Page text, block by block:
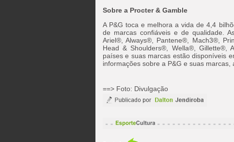
Sobre a Procter & Gamble
A P&G toca e melhora a vida de 4,4
de marcas confiáveis e de qualidade.
Ariel®, Always®, Pantene®, Mach3®,
Head & Shoulders®, Wella®, Gillette®,
países e suas marcas estão disponíveis
informações sobre a P&G e suas marcas,
==> Foto: Divulgação